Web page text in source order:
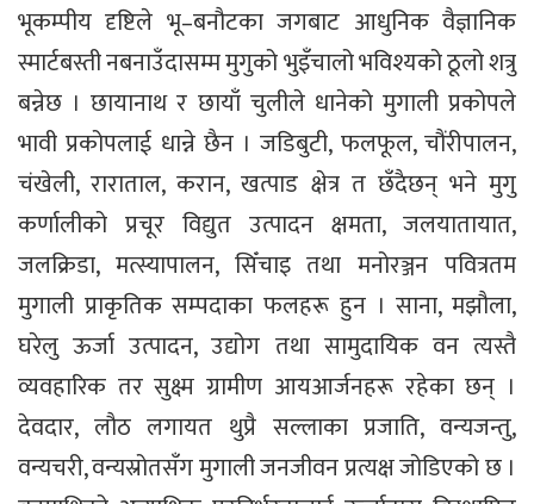
भूकम्पीय दृष्टिले भू–बनौटका जगबाट आधुनिक वैज्ञानिक
स्मार्टबस्ती नबनाउँदासम्म मुगुको भुइँचालो भविश्यको ठूलो शत्रु
बन्नेछ । छायानाथ र छायाँ चुलीले धानेको मुगाली प्रकोपले
भावी प्रकोपलाई धान्ने छैन । जडिबुटी, फलफूल, चौंरीपालन,
चंखेली, राराताल, करान, खत्पाड क्षेत्र त छँदैछन् भने मुगु
कर्णालीको प्रचूर विद्युत उत्पादन क्षमता, जलयातायात,
जलक्रिडा, मत्स्यापालन, सिँचाइ तथा मनोरञ्जन पवित्रतम
मुगाली प्राकृतिक सम्पदाका फलहरू हुन । साना, मझौला,
घरेलु ऊर्जा उत्पादन, उद्योग तथा सामुदायिक वन त्यस्तै
व्यवहारिक तर सुक्ष्म ग्रामीण आयआर्जनहरू रहेका छन् ।
देवदार, लौठ लगायत थुप्रै सल्लाका प्रजाति, वन्यजन्तु,
वन्यचरी, वन्यस्रोतसँग मुगाली जनजीवन प्रत्यक्ष जोडिएको छ ।